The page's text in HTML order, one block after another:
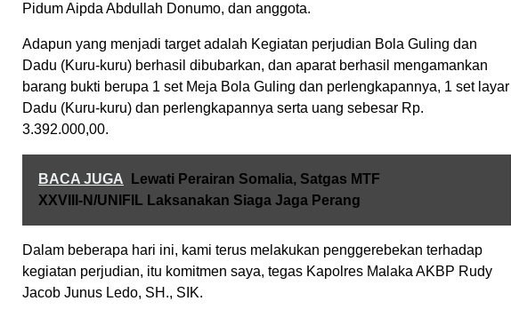
Pidum Aipda Abdullah Donumo, dan anggota.
Adapun yang menjadi target adalah Kegiatan perjudian Bola Guling dan
Dadu (Kuru-kuru) berhasil dibubarkan, dan aparat berhasil mengamankan
barang bukti berupa 1 set Meja Bola Guling dan perlengkapannya, 1 set layar
Dadu (Kuru-kuru) dan perlengkapannya serta uang sebesar Rp.
3.392.000,00.
BACA JUGA
Lewati Perairan Somalia, Satgas MTF
XXVIII-N/UNIFIL Laksanakan Siaga Jaga Perang
Dalam beberapa hari ini, kami terus melakukan penggerebekan terhadap
kegiatan perjudian, itu komitmen saya, tegas Kapolres Malaka AKBP Rudy
Jacob Junus Ledo, SH., SIK.